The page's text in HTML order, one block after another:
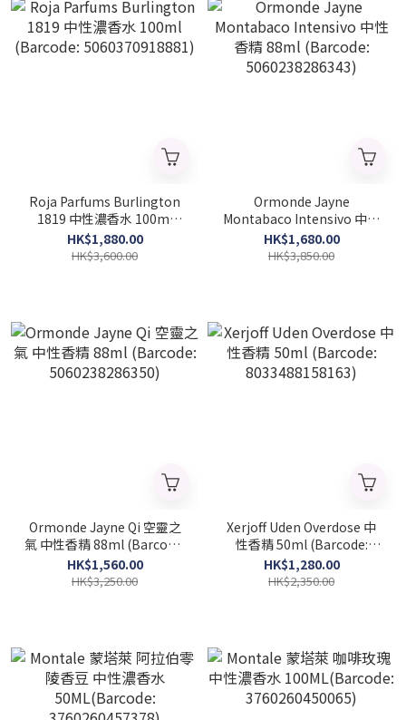
Roja Parfums Burlington
1819 中性濃香水 100ml
(Barcode: 5060370918881)
HK$1,880.00
HK$3,600.00
Ormonde Jayne
Montabaco Intensivo 中性
香精 88ml (Barcode:
5060238286343)
HK$1,680.00
HK$3,850.00
Ormonde Jayne Qi 空靈之
氣 中性香精 88ml (Barcode:
5060238286350)
HK$1,560.00
HK$3,250.00
Xerjoff Uden Overdose 中
性香精 50ml (Barcode:
8033488158163)
HK$1,280.00
HK$2,350.00